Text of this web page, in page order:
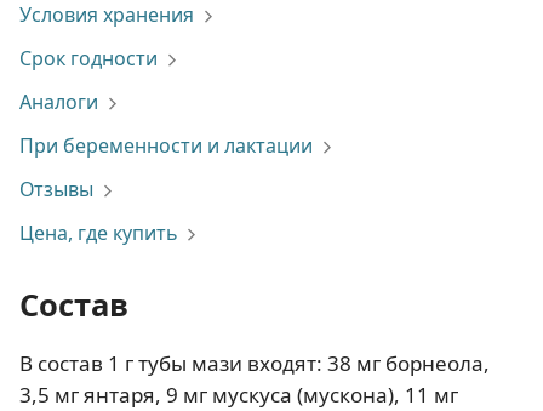
Условия хранения
Срок годности
Аналоги
При беременности и лактации
Отзывы
Цена, где купить
Состав
В состав 1 г тубы мази входят: 38 мг борнеола,
3,5 мг янтаря, 9 мг мускуса (мускона), 11 мг